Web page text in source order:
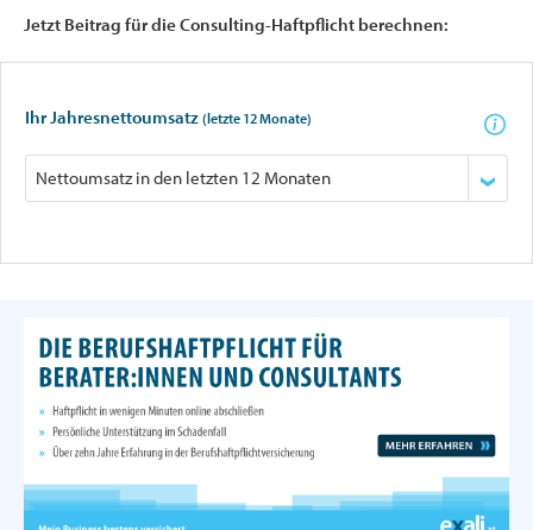
Jetzt Beitrag für die Consulting-Haftpflicht berechnen:
Ihr Jahresnettoumsatz (letzte 12 Monate)